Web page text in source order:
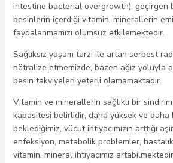
intestine bacterial overgrowth), geçirgen
besinlerin içerdiği vitamin, minerallerin
faydalanmamızı olumsuz etkilemektedir.
Sağlıksız yaşam tarzı ile artan serbest
nötralize etmemizde, bazen ağız yoluyla
besin takviyeleri yeterli olamamaktadır.
Vitamin ve minerallerin sağlıklı bir
kapasitesi belirlidir, daha yüksek ve daha
beklediğimiz, vücut ihtiyacımızın arttığı
enfeksiyon, metabolik problemler,
vitamin, mineral ihtiyacımız